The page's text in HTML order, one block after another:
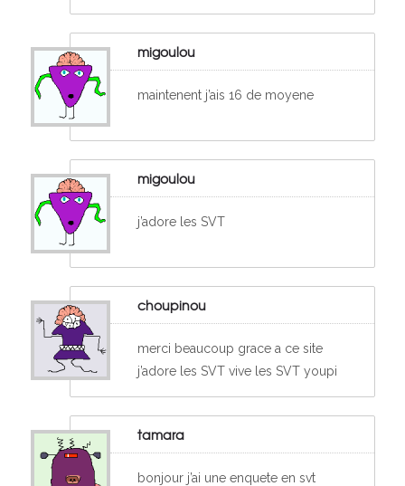
migoulou
maintenent j’ais 16 de moyene
migoulou
j’adore les SVT
choupinou
merci beaucoup grace a ce site
j’adore les SVT vive les SVT youpi
tamara
bonjour j’ai une enquete en svt